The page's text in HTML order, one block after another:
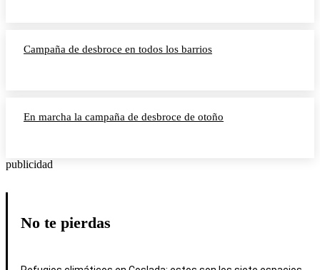
Campaña de desbroce en todos los barrios
En marcha la campaña de desbroce de otoño
publicidad
No te pierdas